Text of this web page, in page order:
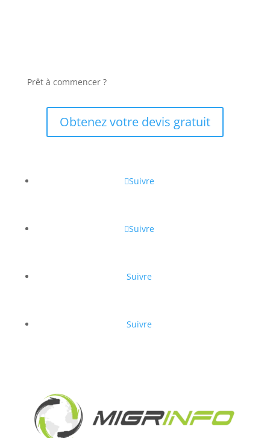
Prêt à commencer ?
Obtenez votre devis gratuit
Suivre
Suivre
Suivre
Suivre